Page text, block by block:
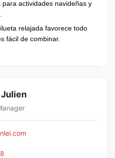
actividades navideñas y
relajada favorece todo
fácil de combinar.
Julien